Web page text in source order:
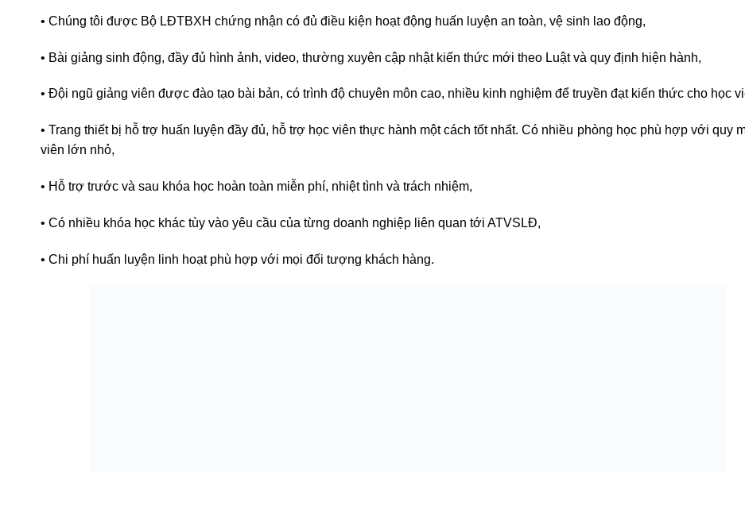
• Chúng tôi được Bộ LĐTBXH chứng nhận có đủ điều kiện hoạt động huấn luyện an toàn, vệ sinh lao động,
• Bài giảng sinh động, đầy đủ hình ảnh, video, thường xuyên cập nhật kiến thức mới theo Luật và quy định hiện hành,
• Đội ngũ giảng viên được đào tạo bài bản, có trình độ chuyên môn cao, nhiều kinh nghiệm để truyền đạt kiến thức cho học
• Trang thiết bị hỗ trợ huấn luyện đầy đủ, hỗ trợ học viên thực hành một cách tốt nhất. Có nhiều phòng học phù hợp với quy
viên lớn nhỏ,
• Hỗ trợ trước và sau khóa học hoàn toàn miễn phí, nhiệt tình và trách nhiệm,
• Có nhiều khóa học khác tùy vào yêu cầu của từng doanh nghiệp liên quan tới ATVSLĐ,
• Chi phí huấn luyện linh hoạt phù hợp với mọi đối tượng khách hàng.